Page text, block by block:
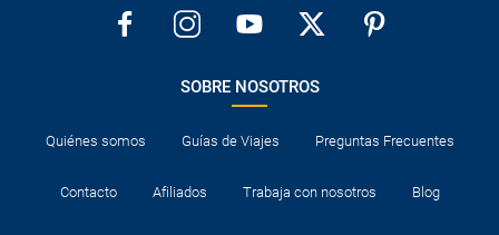
SOBRE NOSOTROS
Quiénes somos Guías de Viajes Preguntas Frecuentes
Contacto Afiliados Trabaja con nosotros Blog